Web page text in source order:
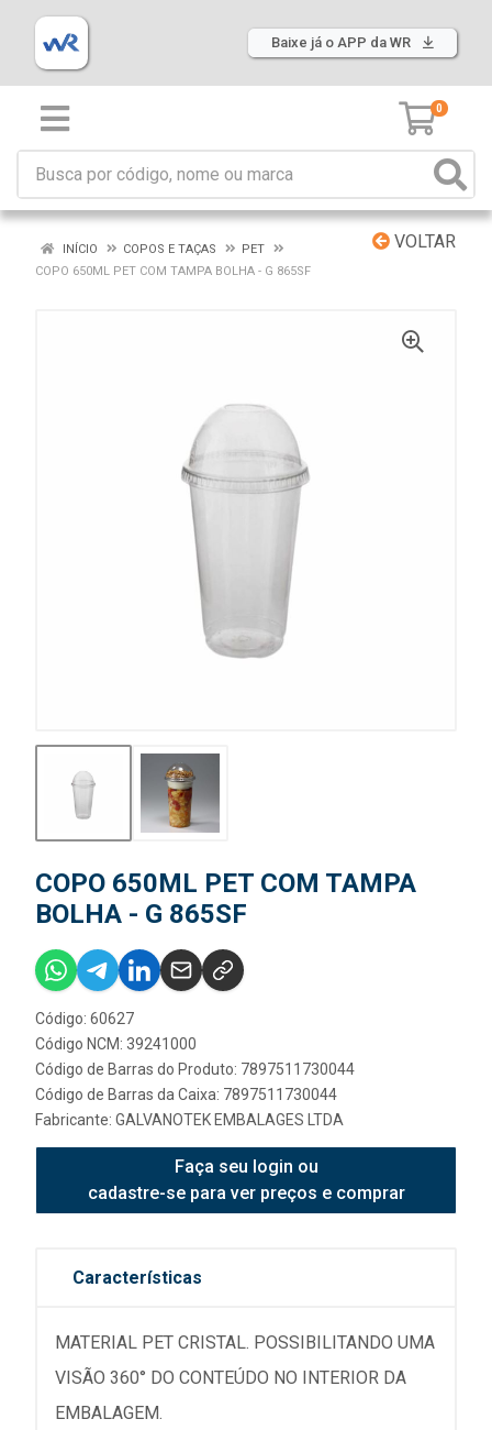
Baixe já o APP da WR
0
VOLTAR
INÍCIO COPOS E TAÇAS
PET
COPO 650ML PET COM TAMPA BOLHA - G 865SF
COPO 650ML PET COM TAMPA
BOLHA - G 865SF
Código: 60627
Código NCM: 39241000
Código de Barras do Produto: 7897511730044
Código de Barras da Caixa: 7897511730044
Fabricante: GALVANOTEK EMBALAGES LTDA
Faça seu login ou
cadastre-se para ver preços e comprar
Características
MATERIAL PET CRISTAL. POSSIBILITANDO UMA
VISÃO 360° DO CONTEÚDO NO INTERIOR DA
EMBALAGEM.